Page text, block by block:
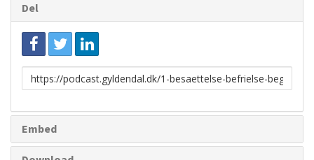
Del
Link
til
Embed